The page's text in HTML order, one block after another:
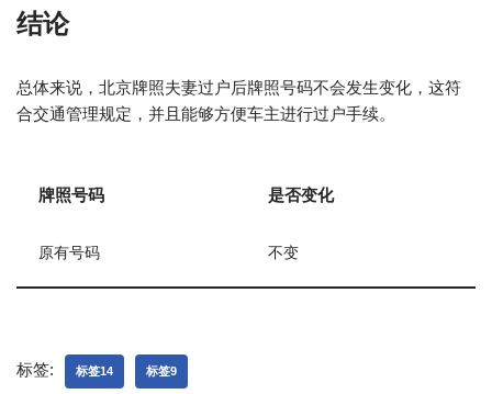
结论
总体来说，北京牌照夫妻过户后牌照号码不会发生变化，这符
合交通管理规定，并且能够方便车主进行过户手续。
牌照号码 是否变化
原有号码 不变
标签: 标签14 标签9